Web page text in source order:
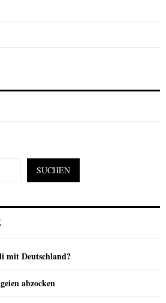
SUCHEN
mit Deutschland?
abzocken